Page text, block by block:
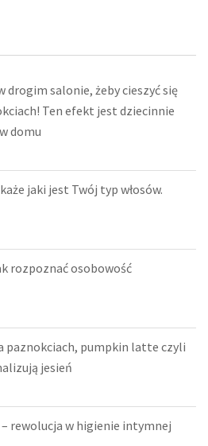
drogim salonie, żeby cieszyć się
Ten efekt jest dziecinnie
domu
jaki jest Twój typ włosów.
rozpoznać osobowość
paznokciach, pumpkin latte czyli
jesień
rewolucja w higienie intymnej